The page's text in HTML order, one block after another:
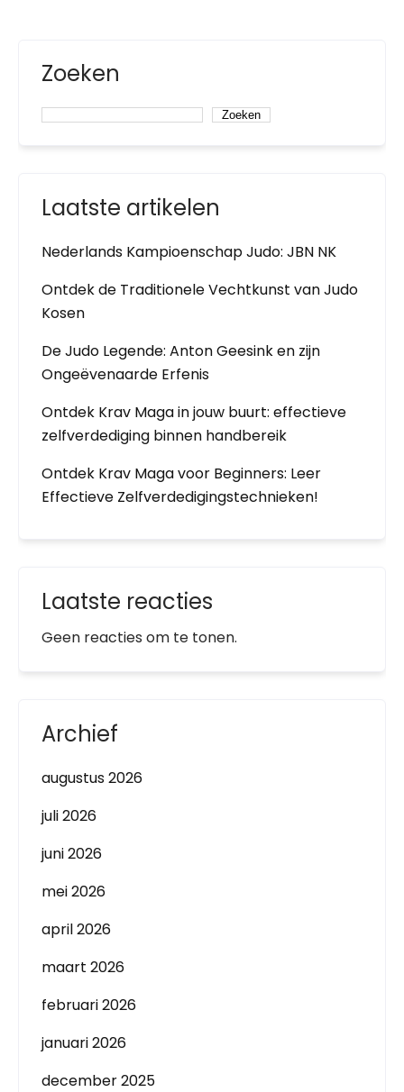
Zoeken
Zoeken
Laatste artikelen
Nederlands Kampioenschap Judo: JBN NK
Ontdek de Traditionele Vechtkunst van Judo
Kosen
De Judo Legende: Anton Geesink en zijn
Ongeëvenaarde Erfenis
Ontdek Krav Maga in jouw buurt: effectieve
zelfverdediging binnen handbereik
Ontdek Krav Maga voor Beginners: Leer
Effectieve Zelfverdedigingstechnieken!
Laatste reacties
Geen reacties om te tonen.
Archief
augustus 2026
juli 2026
juni 2026
mei 2026
april 2026
maart 2026
februari 2026
januari 2026
december 2025